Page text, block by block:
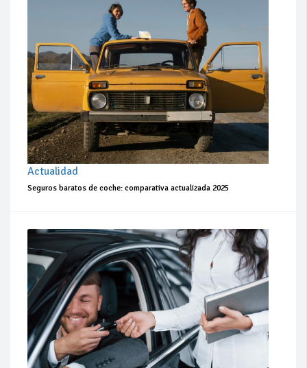
Actualidad
Seguros baratos de coche: comparativa actualizada 2025